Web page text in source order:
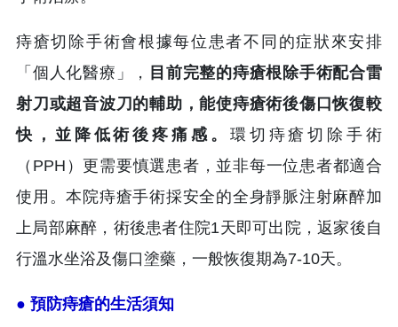
痔瘡切除手術會根據每位患者不同的症狀來安排
「個人化醫療」， 目前完整的痔瘡根除手術配合雷
射刀或超音波刀的輔助，能使痔瘡術後傷口恢復較
快，並降低術後疼痛感。 環切痔瘡切除手術
（PPH）更需要慎選患者，並非每一位患者都適合
使用。本院痔瘡手術採安全的全身靜脈注射麻醉加
上局部麻醉，術後患者住院1天即可出院，返家後自
行溫水坐浴及傷口塗藥，一般恢復期為7-10天。
● 預防痔瘡的生活須知